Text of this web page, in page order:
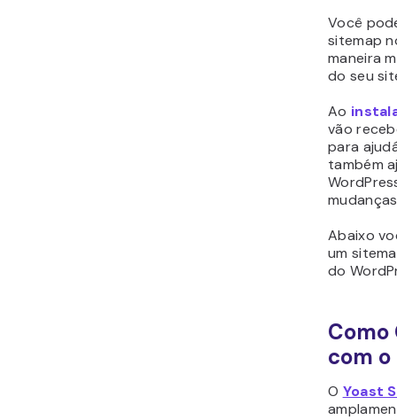
Você
sitemap
maneira
do seu
Ao
vão
para
também
Abaixo
um
do
Como
com o
O Yoast